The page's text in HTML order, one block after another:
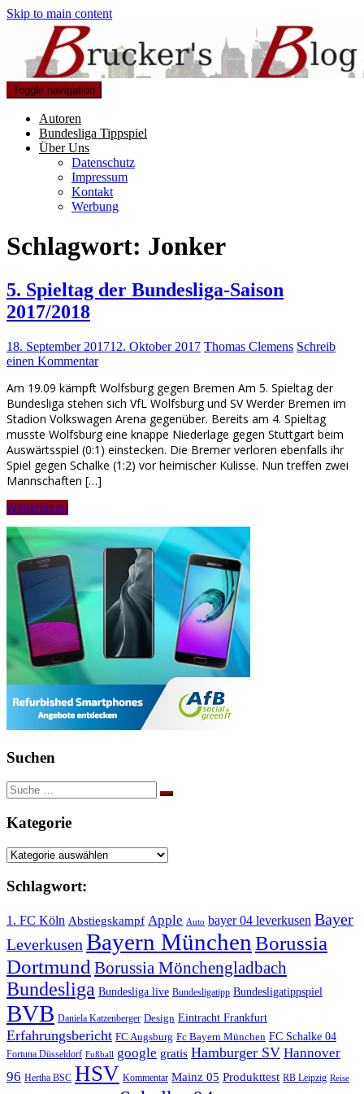
Skip to main content
Toggle navigation
Autoren
Bundesliga Tippspiel
Über Uns
Datenschutz
Impressum
Kontakt
Werbung
Schlagwort: Jonker
5. Spieltag der Bundesliga-Saison
2017/2018
18. September 201712. Oktober 2017 Thomas Clemens Schreib
einen Kommentar
Am 19.09 kämpft Wolfsburg gegen Bremen Am 5. Spieltag der
Bundesliga stehen sich VfL Wolfsburg und SV Werder Bremen im
Stadion Volkswagen Arena gegenüber. Bereits am 4. Spieltag
musste Wolfsburg eine knappe Niederlage gegen Stuttgart beim
Auswärtsspiel (0:1) einstecken. Die Bremer verloren ebenfalls ihr
Spiel gegen Schalke (1:2) vor heimischer Kulisse. Nun treffen zwei
Mannschaften […]
Weiterlesen
Suchen
Suche
nach:
Kategorie
Kategorie
Schlagwort:
1. FC Köln Abstiegskampf Apple Auto bayer 04 leverkusen Bayer
Leverkusen Bayern München Borussia
Dortmund Borussia Mönchengladbach
Bundesliga Bundesliga live Bundesligatipp Bundesligatippspiel
BVB Daniela Katzenberger Design Eintracht Frankfurt
Erfahrungsbericht FC Augsburg Fc Bayern München FC Schalke 04
Fortuna Düsseldorf Fußball google gratis Hamburger SV Hannover
96 Hertha BSC HSV Kommentar Mainz 05 Produkttest RB Leipzig Reise